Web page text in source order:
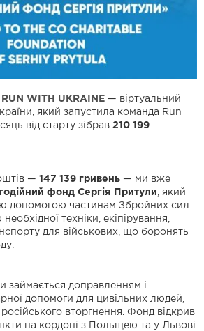
RUN WITH UKRAINE — віртуальний
який запустила команда Run
від старту зібрав 210 199
— 147 139 гривень — ми вже
фонд Сергія Притули , який
допомогою частинам Збройних сил
техніки, екіпірування,
для військових, що боронять
займається доправленням і
допомоги для цивільних людей,
вторгнення. Фонд відкрив
на кордоні з Польщею та у Львові